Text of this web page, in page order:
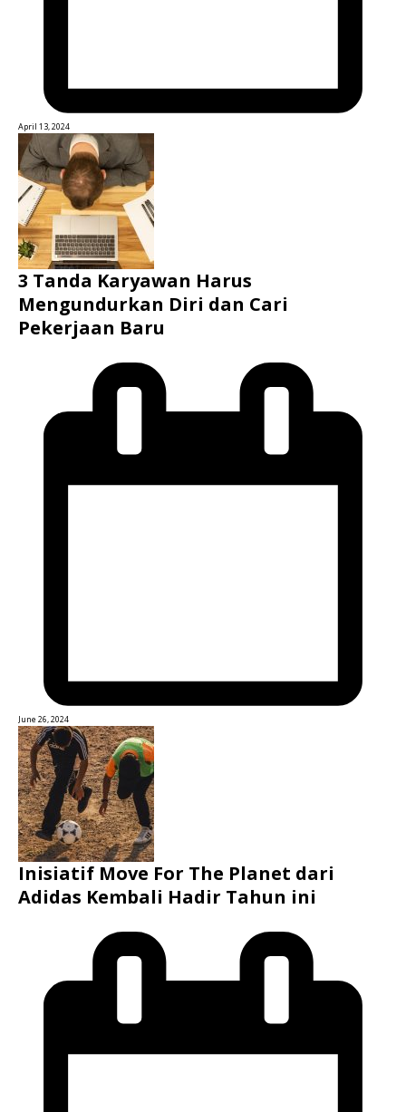
April 13, 2024
3 Tanda Karyawan Harus
Mengundurkan Diri dan Cari
Pekerjaan Baru
June 26, 2024
Inisiatif Move For The Planet dari
Adidas Kembali Hadir Tahun ini